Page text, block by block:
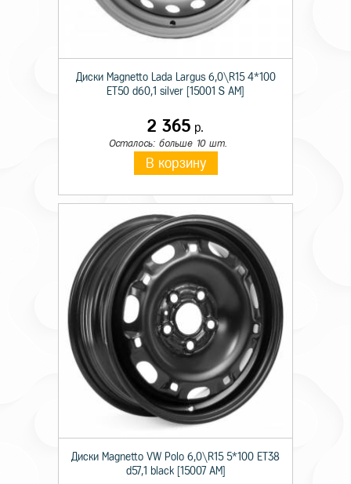
Диски Magnetto Lada Largus 6,0\R15 4*100
ET50 d60,1 silver [15001 S AM]
2 365 р.
Осталось: больше 10 шт.
В корзину
Диски Magnetto VW Polo 6,0\R15 5*100 ET38
d57,1 black [15007 AM]